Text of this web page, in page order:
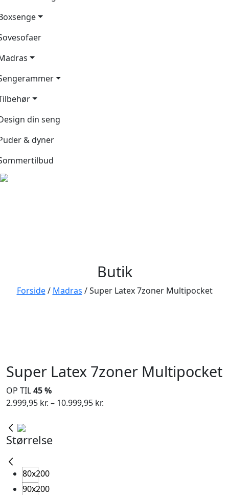
din seng
& dyner
Butik
Forside/ Madras / Super Latex 7zoner Multipocket
Super Latex 7zoner Multipocket
OP TIL45 %
2.999,95 kr. – 10.999,95 kr.
Størrelse
80x200
90x200